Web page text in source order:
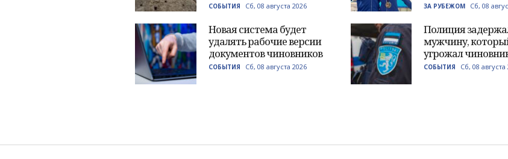
СОБЫТИЯ Сб, 08 августа 2026 ЗА РУБЕЖОМ Сб, 08
Новая система будет
удалять рабочие версии
документов чиновников
СОБЫТИЯ Сб, 08 августа 2026
Полиция
мужчину,
угрожал
СОБЫТИЯ Сб, 08 августа